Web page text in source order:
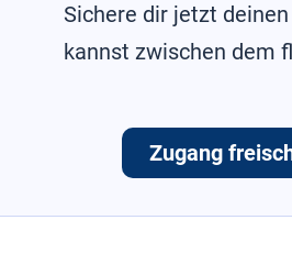
Sichere dir jetzt
kannst zwischen dem
Zugang